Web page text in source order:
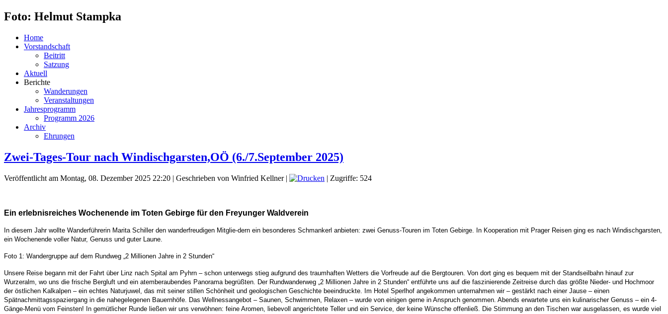
Foto: Helmut Stampka
Home
Vorstandschaft
Beitritt
Satzung
Aktuell
Berichte
Wanderungen
Veranstaltungen
Jahresprogramm
Programm 2026
Archiv
Ehrungen
Zwei-Tages-Tour nach Windischgarsten,OÖ (6./7.September 2025)
Veröffentlicht am Montag, 08. Dezember 2025 22:20 | Geschrieben von Winfried Kellner| | Zugriffe: 524
Ein erlebnisreiches Wochenende im Toten Gebirge für den Freyunger Waldverein
In diesem Jahr wollte Wanderführerin Marita Schiller den wanderfreudigen Mitglie-dern ein besonderes Schmankerl anbieten: zwei Genuss-Touren im Toten Gebirge. In Kooperation mit Prager Reisen ging es nach Windischgarsten,
ein Wochenende voller Natur, Genuss und guter Laune.
Foto 1: Wandergruppe auf dem Rundweg „2 Millionen Jahre in 2 Stunden“
Unsere Reise begann mit der Fahrt über Linz nach Spital am Pyhrn – schon unterwegs stieg aufgrund des traumhaften Wetters die Vorfreude auf die Bergtouren. Von dort ging es bequem mit der Standseilbahn hinauf zur
Wurzeralm, wo uns die frische Bergluft und ein atemberaubendes Panorama begrüßten. Der Rundwanderweg „2 Millionen Jahre in 2 Stunden“ entführte uns auf die faszinierende Zeitreise durch das größte Nieder- und Hochmoor
der östlichen Kalkalpen – ein echtes Naturjuwel, das mit seiner stillen Schönheit und geologischen Geschichte beeindruckte. Im Hotel Sperlhof angekommen unternahmen wir – gestärkt nach einer Jause – einen
Spätnachmittagsspaziergang in die nahegelegenen Bauernhöfe. Das Wellnessangebot – Saunen, Schwimmen, Relaxen – wurde von einigen gerne in Anspruch genommen. Abends erwartete uns ein kulinarischer Genuss – ein 4-
Gänge-Menü vom Feinsten! In gemütlicher Runde ließen wir uns verwöhnen: feine Aromen, liebevoll angerichtete Teller und ein Service, der keine Wünsche offenließ. Die Stimmung an den Tischen war ausgelassen, es wurde viel